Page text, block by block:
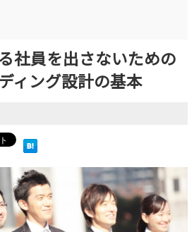
社員を出さないための
ィング設計の基本